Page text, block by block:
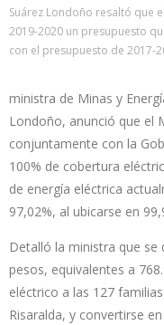
Suárez Londoño resaltó que
2019-2020 un presupuesto
con el presupuesto de 2017-
ministra de Minas y
Londoño, anunció que el
conjuntamente con la
100% de cobertura
de energía eléctrica
97,02%, al ubicarse en
Detalló la ministra que se
pesos, equivalentes a
eléctrico a las 127
Risaralda, y convertirse